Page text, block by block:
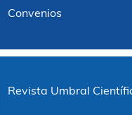
Convenios
Revista Umbral